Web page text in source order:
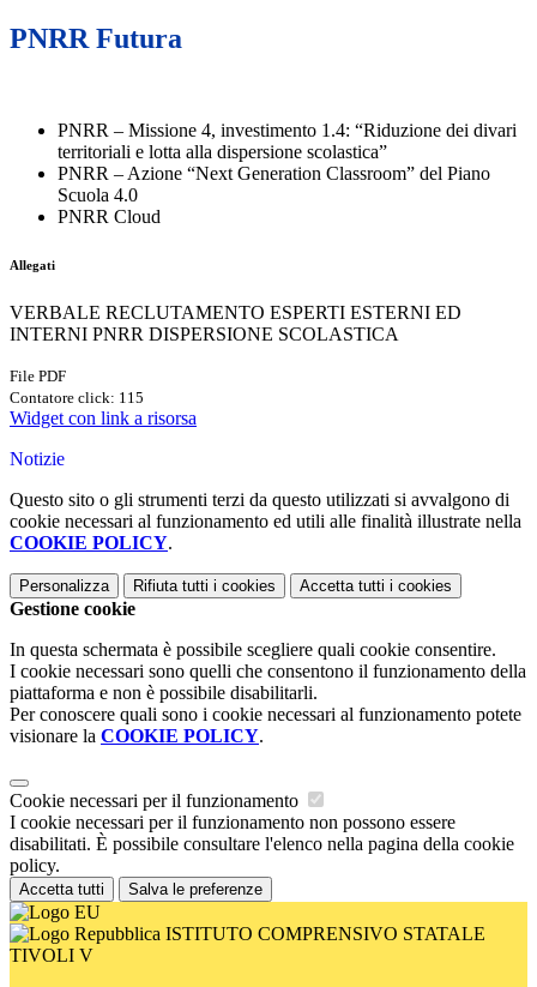
PNRR Futura
PNRR – Missione 4, investimento 1.4: “Riduzione dei divari
territoriali e lotta alla dispersione scolastica”
PNRR – Azione “Next Generation Classroom” del Piano
Scuola 4.0
PNRR Cloud
Allegati
VERBALE RECLUTAMENTO ESPERTI ESTERNI ED
INTERNI PNRR DISPERSIONE SCOLASTICA
File PDF
Contatore click: 115
Widget con link a risorsa
Notizie
Questo sito o gli strumenti terzi da questo utilizzati si avvalgono di
cookie necessari al funzionamento ed utili alle finalità illustrate nella
COOKIE POLICY.
Personalizza Rifiuta tutti i cookies Accetta tutti i cookies
Gestione cookie
In questa schermata è possibile scegliere quali cookie consentire.
I cookie necessari sono quelli che consentono il funzionamento della
piattaforma e non è possibile disabilitarli.
Per conoscere quali sono i cookie necessari al funzionamento potete
visionare la COOKIE POLICY.
Cookie necessari per il funzionamento
I cookie necessari per il funzionamento non possono essere
disabilitati. È possibile consultare l'elenco nella pagina della cookie
policy.
Accetta tutti Salva le preferenze
ISTITUTO COMPRENSIVO STATALE
TIVOLI V